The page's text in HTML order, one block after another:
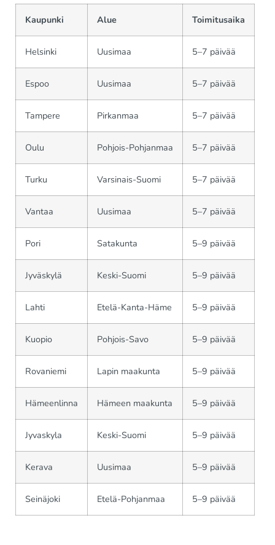
Kaupunki Alue Toimitusaika
Helsinki Uusimaa 5–7 päivää
Espoo Uusimaa 5–7 päivää
Tampere Pirkanmaa 5–7 päivää
Oulu Pohjois-Pohjanmaa 5–7 päivää
Turku Varsinais-Suomi 5–7 päivää
Vantaa Uusimaa 5–7 päivää
Pori Satakunta 5–9 päivää
Jyväskylä Keski-Suomi 5–9 päivää
Lahti Etelä-Kanta-Häme 5–9 päivää
Kuopio Pohjois-Savo 5–9 päivää
Rovaniemi Lapin maakunta 5–9 päivää
Hämeenlinna Hämeen maakunta 5–9 päivää
Jyvaskyla Keski-Suomi 5–9 päivää
Kerava Uusimaa 5–9 päivää
Seinäjoki Etelä-Pohjanmaa 5–9 päivää